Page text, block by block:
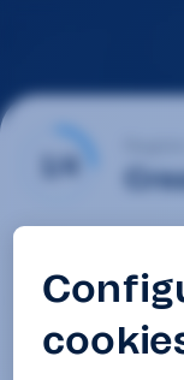
1/4
Contraseña